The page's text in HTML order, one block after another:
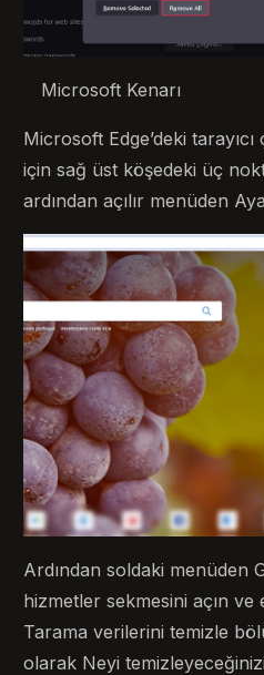
Microsoft Kenarı
Microsoft Edge’deki
için sağ üst köşedeki üç
ardından açılır menüden
Ardından soldaki menüden
hizmetler sekmesini açın
Tarama verilerini temizle
olarak Neyi